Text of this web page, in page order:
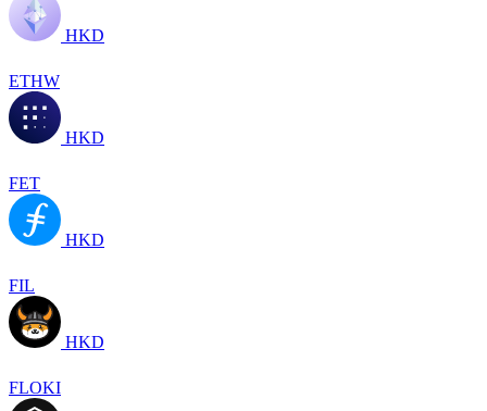
HKD
ETHW
HKD
FET
HKD
FIL
HKD
FLOKI